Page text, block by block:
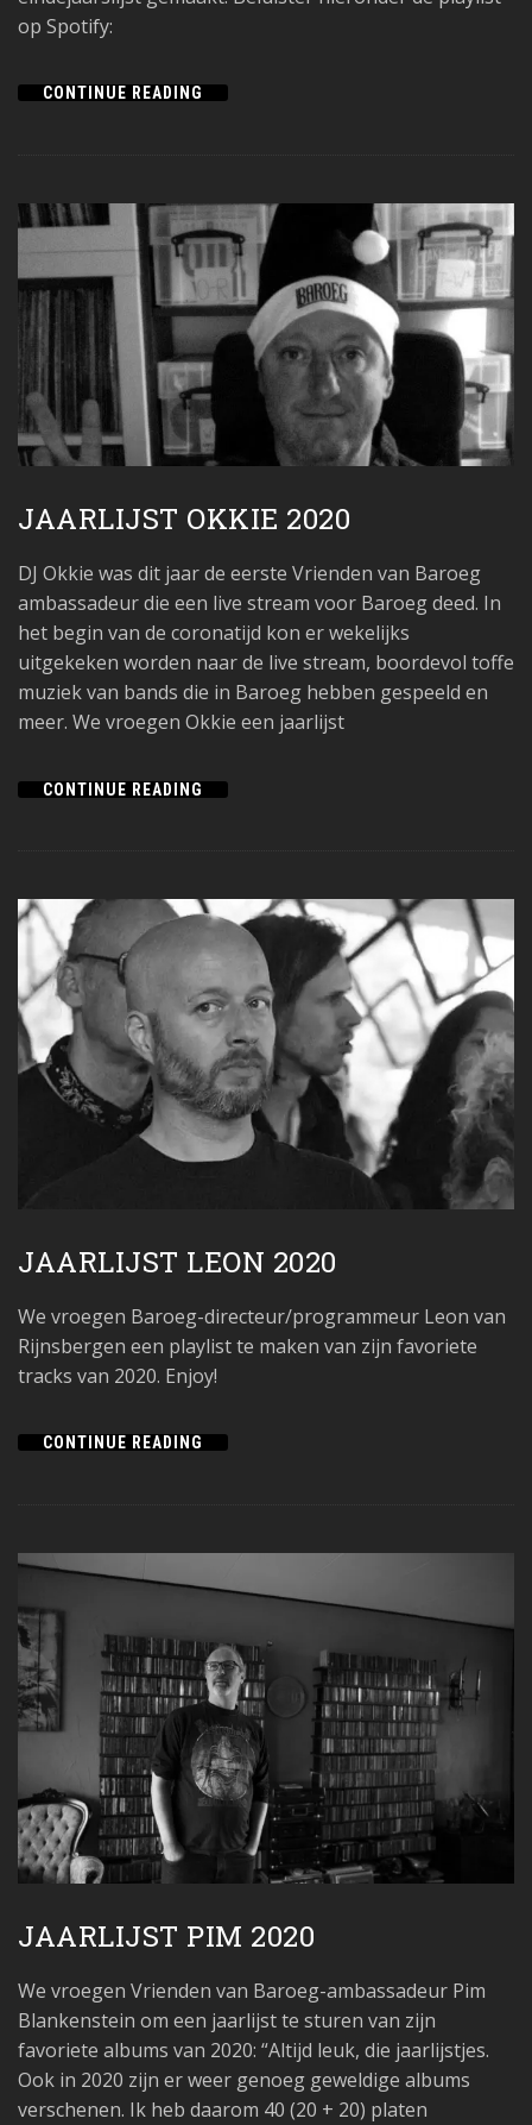
op Spotify:
CONTINUE READING
JAARLIJST OKKIE 2020
DJ Okkie was dit jaar de eerste Vrienden van Baroeg
ambassadeur die een live stream voor Baroeg deed. In
het begin van de coronatijd kon er wekelijks
uitgekeken worden naar de live stream, boordevol toffe
muziek van bands die in Baroeg hebben gespeeld en
meer. We vroegen Okkie een jaarlijst
CONTINUE READING
JAARLIJST LEON 2020
We vroegen Baroeg-directeur/programmeur Leon van
Rijnsbergen een playlist te maken van zijn favoriete
tracks van 2020. Enjoy!
CONTINUE READING
JAARLIJST PIM 2020
We vroegen Vrienden van Baroeg-ambassadeur Pim
Blankenstein om een jaarlijst te sturen van zijn
favoriete albums van 2020: “Altijd leuk, die jaarlijstjes.
Ook in 2020 zijn er weer genoeg geweldige albums
verschenen. Ik heb daarom 40 (20 + 20) platen